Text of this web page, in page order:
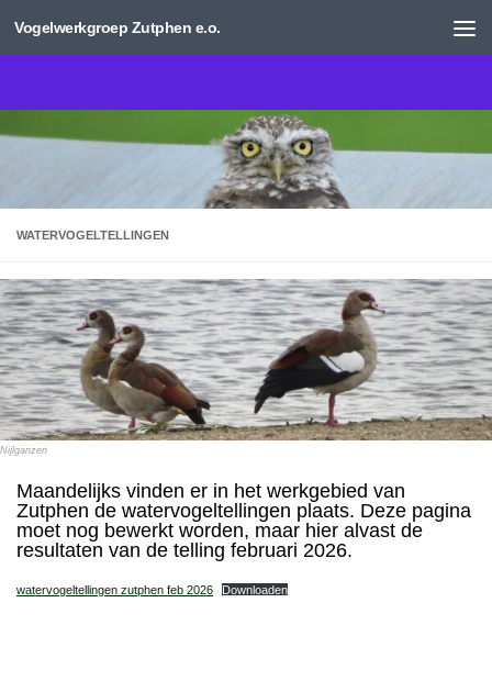
Doorgaan naar inhoud
Vogelwerkgroep Zutphen e.o.
WATERVOGELTELLINGEN
Nijlganzen
Maandelijks vinden er in het werkgebied van
Zutphen de watervogeltellingen plaats. Deze pagina
moet nog bewerkt worden, maar hier alvast de
resultaten van de telling februari 2026.
watervogeltellingen zutphen feb 2026 Downloaden